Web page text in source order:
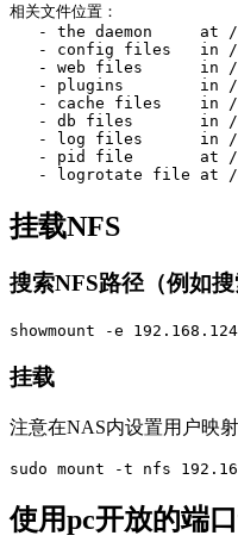
相关文件位置：
- the daemon     at /
- config files   in /
- web files      in /
- plugins        in /
- cache files    in /
- db files       in /
- log files      in /
- pid file       at /
- logrotate file at /
挂载NFS
搜索NFS路径（例如
showmount -e
挂载
注意在NAS内设置用户映
sudo mount -t nfs
使用pc开放的端